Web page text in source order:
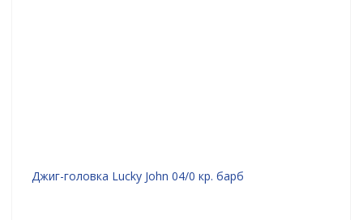
Джиг-головка Lucky John 04/0 кр. барб